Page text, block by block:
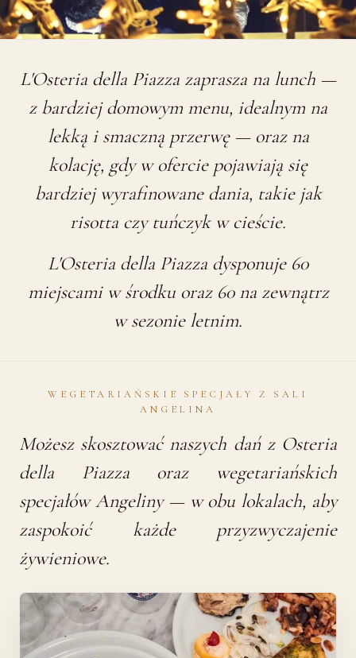
L'Osteria della Piazza zaprasza na lunch —
z bardziej domowym menu, idealnym na
lekką i smaczną przerwę — oraz na
kolację, gdy w ofercie pojawiają się
bardziej wyrafinowane dania, takie jak
risotta czy tuńczyk w cieście.
L'Osteria della Piazza dysponuje 60
miejscami w środku oraz 60 na zewnątrz
w sezonie letnim.
WEGETARIAŃSKIE SPECJAŁY Z SALI
ANGELINA
Możesz skosztować naszych dań z Osteria
della Piazza oraz wegetariańskich
specjałów Angeliny — w obu lokalach, aby
zaspokoić każde przyzwyczajenie
żywieniowe.